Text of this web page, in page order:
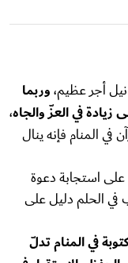
أجر عظيم،وربما
في العزّ والجاه،
المنام فإنه ينال
على استجابة دعوة
في الحلم دليل على
في المنام تدلّ